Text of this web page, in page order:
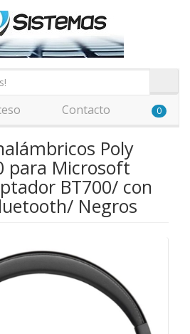
Contacto 0
Poly
para Microsoft
BT700/ con
Negros